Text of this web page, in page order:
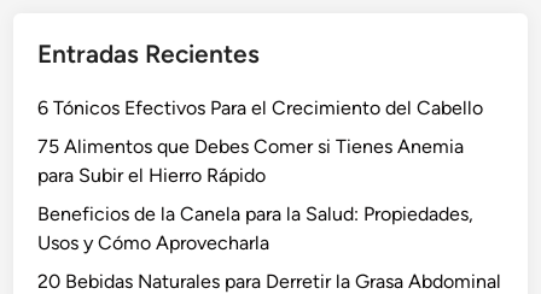
Entradas Recientes
6 Tónicos Efectivos Para el Crecimiento del Cabello
75 Alimentos que Debes Comer si Tienes Anemia
para Subir el Hierro Rápido
Beneficios de la Canela para la Salud: Propiedades,
Usos y Cómo Aprovecharla
20 Bebidas Naturales para Derretir la Grasa Abdominal